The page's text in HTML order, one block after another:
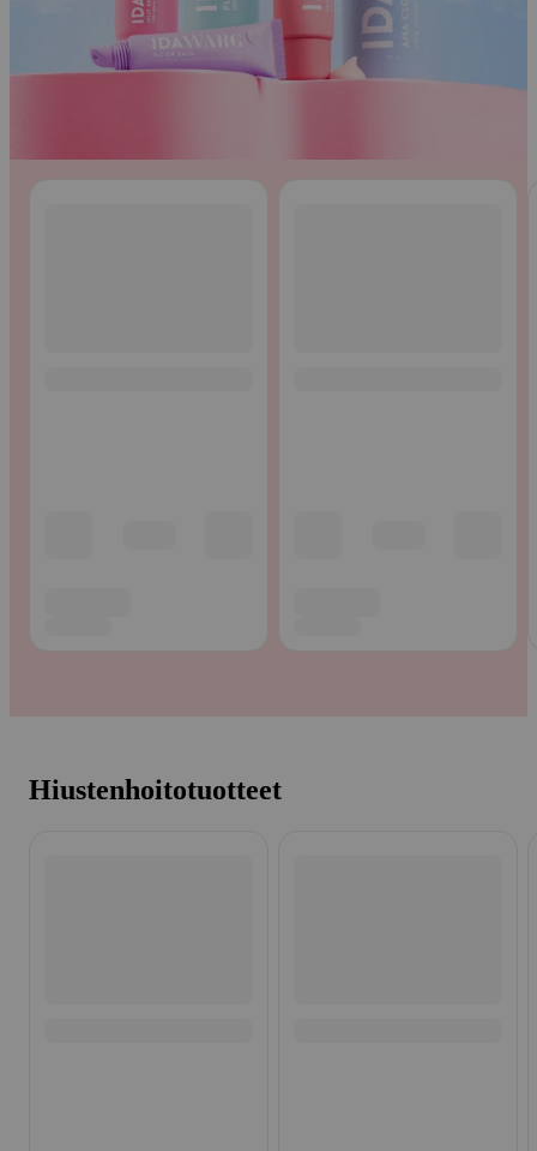
Hiustenhoitotuotteet